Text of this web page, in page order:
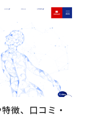
徴、口コミ・